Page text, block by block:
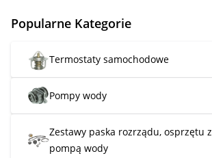
Popularne Kategorie
Termostaty samochodowe
Pompy wody
Zestawy paska rozrządu, osprzętu z
pompą wody